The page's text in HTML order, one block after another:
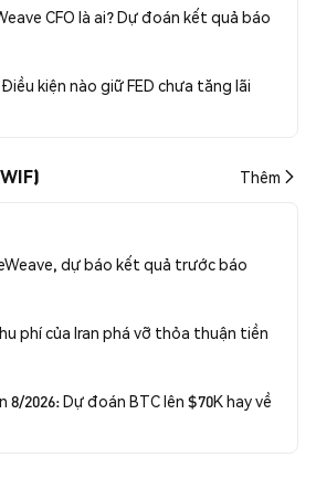
CFO là ai? Dự đoán kết quả báo
kiện nào giữ FED chưa tăng lãi
Thêm
dự báo kết quả trước báo
phí của Iran phá vỡ thỏa thuận tiền
2026: Dự đoán BTC lên $70K hay về